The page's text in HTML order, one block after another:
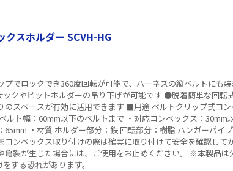
クスホルダー SCVH-HG
でロックでき360度回転が可能で、ハーネスの縦ベルトにも
ックやビットホルダーの吊り下げが可能です ●脱着簡単な回転
活用できます ■用途 ベルトクリップ式コンベックスの携帯
65mm ・材質 ホルダー部分：鉄 回転部分：樹脂 ハンガーパイ
ンベックス取り付けの際は確実に取り付けて安全を確認して
亀裂が生じた場合には、ご使用をお止めください。 ※本製品は
する恐れがあります。